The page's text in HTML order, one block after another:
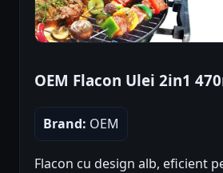
OEM Flacon Ulei 2in1
Brand: OEM
Flacon cu design alb, eficient